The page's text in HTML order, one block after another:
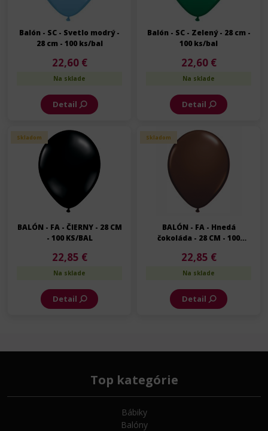
Balón - SC - Svetlo modrý -
28 cm - 100 ks/bal
22,60 €
Na sklade
Detail
Balón - SC - Zelený - 28 cm -
100 ks/bal
22,60 €
Na sklade
Detail
Skladom
BALÓN - FA - ČIERNY - 28 CM
- 100 KS/BAL
22,85 €
Na sklade
Detail
Skladom
BALÓN - FA - Hnedá
čokoláda - 28 CM - 100
22,85 €
Na sklade
Detail
Top kategórie
Bábiky
Balóny